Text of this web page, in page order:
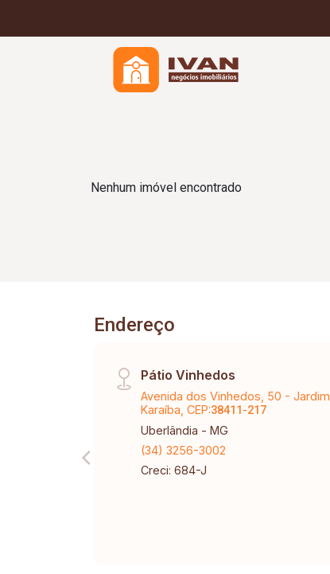
Nenhum imóvel encontrado
Endereço
Pátio Vinhedos
Avenida dos Vinhedos, 50 - Jardim
Karaíba, CEP:38411-217
Uberlândia - MG
(34) 3256-3002
Creci: 684-J